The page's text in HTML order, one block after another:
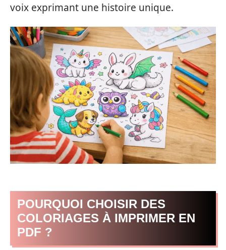
voix exprimant une histoire unique.
POURQUOI CHOISIR DES
COLORIAGES À IMPRIMER EN
PDF ?